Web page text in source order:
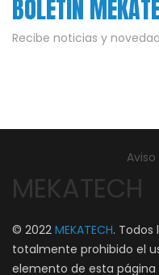
BOLETIN
Recibe noticias y
MEKATECH
© 2022 MEKATECH. Todos
totalmente prohibido el
elemento de esta página